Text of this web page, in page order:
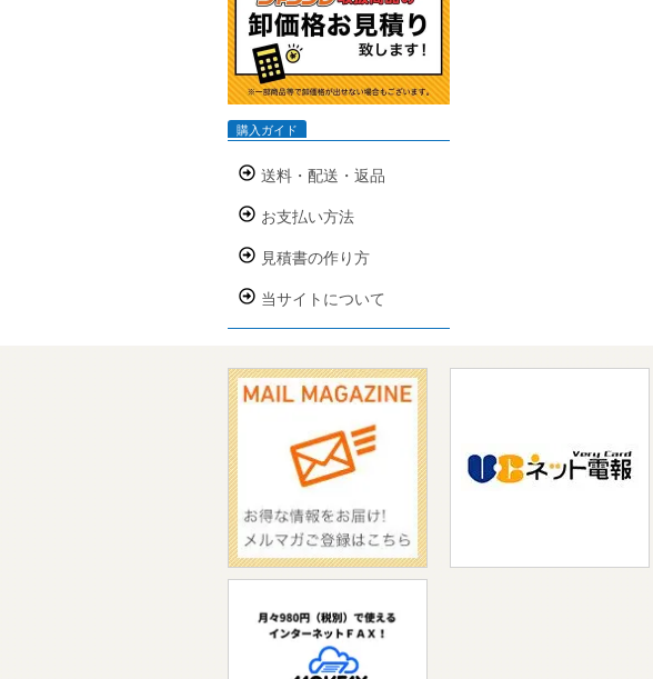
購入ガイド
送料・配送・返品
お支払い方法
見積書の作り方
当サイトについて